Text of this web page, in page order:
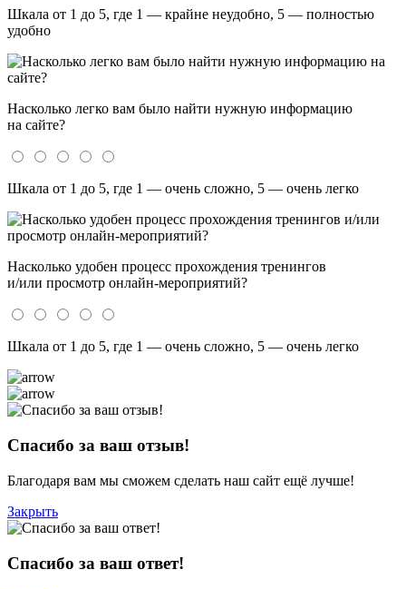
Шкала от 1 до 5, где 1 — крайне неудобно, 5 — полностью
удобно
Насколько легко вам было найти нужную информацию
на сайте?
Шкала от 1 до 5, где 1 — очень сложно, 5 — очень легко
Насколько удобен процесс прохождения тренингов
и/или просмотр онлайн-мероприятий?
Шкала от 1 до 5, где 1 — очень сложно, 5 — очень легко
Спасибо за ваш отзыв!
Благодаря вам мы сможем сделать наш сайт ещё лучше!
Закрыть
Спасибо за ваш ответ!